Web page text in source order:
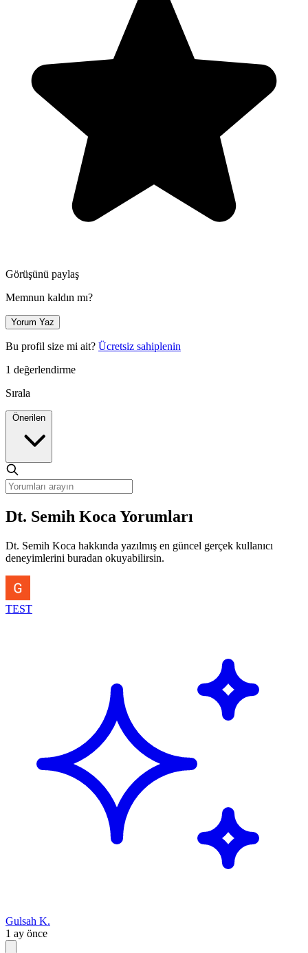
Görüşünü paylaş
Memnun kaldın mı?
Yorum Yaz
Bu profil size mi ait? Ücretsiz sahiplenin
1 değerlendirme
Sırala
Dt. Semih Koca Yorumları
Dt. Semih Koca hakkında yazılmış en güncel gerçek kullanıcı
deneyimlerini buradan okuyabilirsin.
TEST
Gulsah K.
1 ay önce